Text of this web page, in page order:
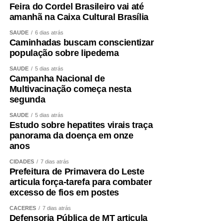
3. Distribuição de renda: Garantia de que pelo menos
60% dos gastos turísticos permaneçam na região,
beneficiando comunidades, produtores locais e pequenos
empreendedores;
estimado de 24 a 36 meses para empreendimentos
médios, com geração de 1 posto de trabalho a cada R$
85 mil investidos.
Dados da Euromonitor International e do Ministério do
Turismo apontam que esse segmento cresce 18% ao ano
no Brasil, com gasto médio por visitante entre R$ 1.200 e
R$ 3.500 por viagem, podendo ultrapassar R$ 8 mil em
pacotes premium internacionais.
3. Divisão de Responsabilidades: Governo e Iniciativa
Feira do Cordel Brasileiro vai até
amanhã na Caixa Cultural Brasília
SAÚDE 6 dias atrás
Caminhadas buscam conscientizar
população sobre lipedema
SAÚDE 5 dias atrás
Campanha Nacional de
Multivacinação começa nesta
segunda
SAÚDE 5 dias atrás
Estudo sobre hepatites virais traça
panorama da doença em onze
anos
CIDADES 7 dias atrás
Prefeitura de Primavera do Leste
articula força-tarefa para combater
excesso de fios em postes
CÁCERES 7 dias atrás
Defensoria Pública de MT articula